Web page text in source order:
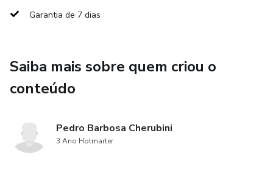
A abundância pode significar coisas diferentes para
Garantia de 7 dias
Saiba mais sobre quem criou o
conteúdo
Pedro Barbosa Cherubini
3 Ano Hotmarter